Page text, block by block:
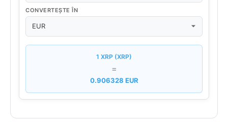
CONVERTEȘTE ÎN
1 XRP (XRP)
=
0.906328 EUR